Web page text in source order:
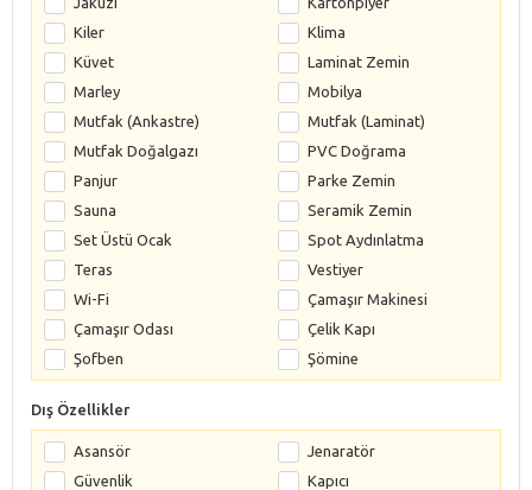
Kiler
Klima
Küvet
Laminat Zemin
Marley
Mobilya
Mutfak (Ankastre)
Mutfak (Laminat)
Mutfak Doğalgazı
PVC Doğrama
Panjur
Parke Zemin
Sauna
Seramik Zemin
Set Üstü Ocak
Spot Aydınlatma
Teras
Vestiyer
Wi-Fi
Çamaşır Makinesi
Çamaşır Odası
Çelik Kapı
Şofben
Şömine
Dış Özellikler
Asansör
Jenaratör
Güvenlik
Kapıcı